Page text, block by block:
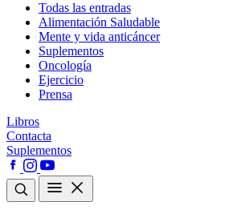
Todas las entradas
Alimentación Saludable
Mente y vida anticáncer
Suplementos
Oncología
Ejercicio
Prensa
Libros
Contacta
Suplementos